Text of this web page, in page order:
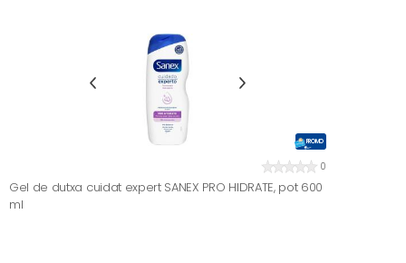
PROMO
0
Gel de dutxa cuidat expert SANEX PRO HIDRATE, pot 600
ml